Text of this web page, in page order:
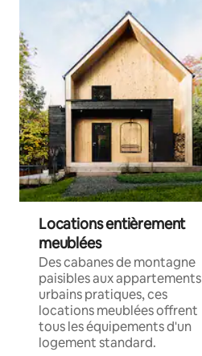
Locations entièrement
meublées
Des cabanes de montagne
paisibles aux appartements
urbains pratiques, ces
locations meublées offrent
tous les équipements d'un
logement standard.